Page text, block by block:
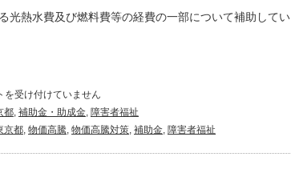
光熱水費及び燃料費等の経費の一部について補助してい
を受け付けていません
都, 補助金・助成金, 障害者福祉
京都, 物価高騰, 物価高騰対策, 補助金, 障害者福祉